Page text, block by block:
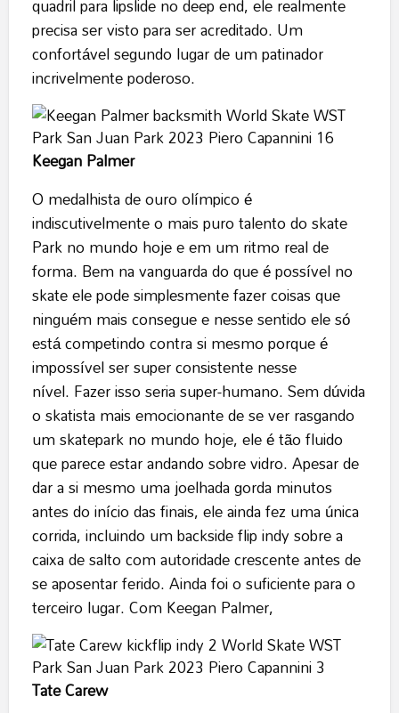
quadril para lipslide no deep end, ele realmente
precisa ser visto para ser acreditado. Um
confortável segundo lugar de um patinador
incrivelmente poderoso.
Keegan Palmer
O medalhista de ouro olímpico é
indiscutivelmente o mais puro talento do skate
Park no mundo hoje e em um ritmo real de
forma. Bem na vanguarda do que é possível no
skate ele pode simplesmente fazer coisas que
ninguém mais consegue e nesse sentido ele só
está competindo contra si mesmo porque é
impossível ser super consistente nesse
nível. Fazer isso seria super-humano. Sem dúvida
o skatista mais emocionante de se ver rasgando
um skatepark no mundo hoje, ele é tão fluido
que parece estar andando sobre vidro. Apesar de
dar a si mesmo uma joelhada gorda minutos
antes do início das finais, ele ainda fez uma única
corrida, incluindo um backside flip indy sobre a
caixa de salto com autoridade crescente antes de
se aposentar ferido. Ainda foi o suficiente para o
terceiro lugar. Com Keegan Palmer,
Tate Carew